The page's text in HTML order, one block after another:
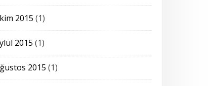
2015 (1)
2015 (1)
2015 (1)